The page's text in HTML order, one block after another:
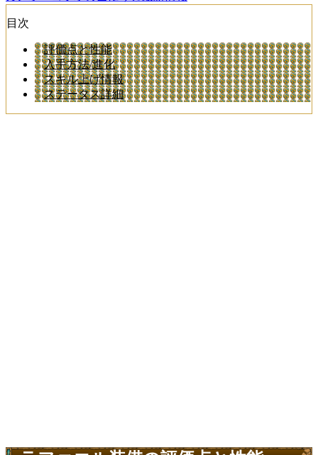
目次
評価点と性能
入手方法/進化
スキル上げ情報
ステータス詳細